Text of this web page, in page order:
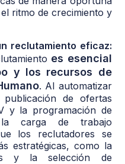
ritmo de crecimiento y
reclutamiento eficaz:
es esencial
y los recursos de
. Al automatizar
de ofertas
y la programación de
carga de trabajo
los reclutadores se
estratégicas, como la
y la selección de